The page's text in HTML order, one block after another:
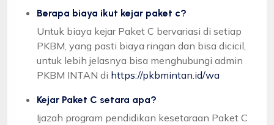
Berapa biaya ikut kejar paket c?
Untuk biaya kejar Paket C bervariasi di setiap
PKBM, yang pasti biaya ringan dan bisa dicicil,
untuk lebih jelasnya bisa menghubungi admin
PKBM INTAN di https://pkbmintan.id/wa
Kejar Paket C setara apa?
Ijazah program pendidikan kesetaraan Paket C